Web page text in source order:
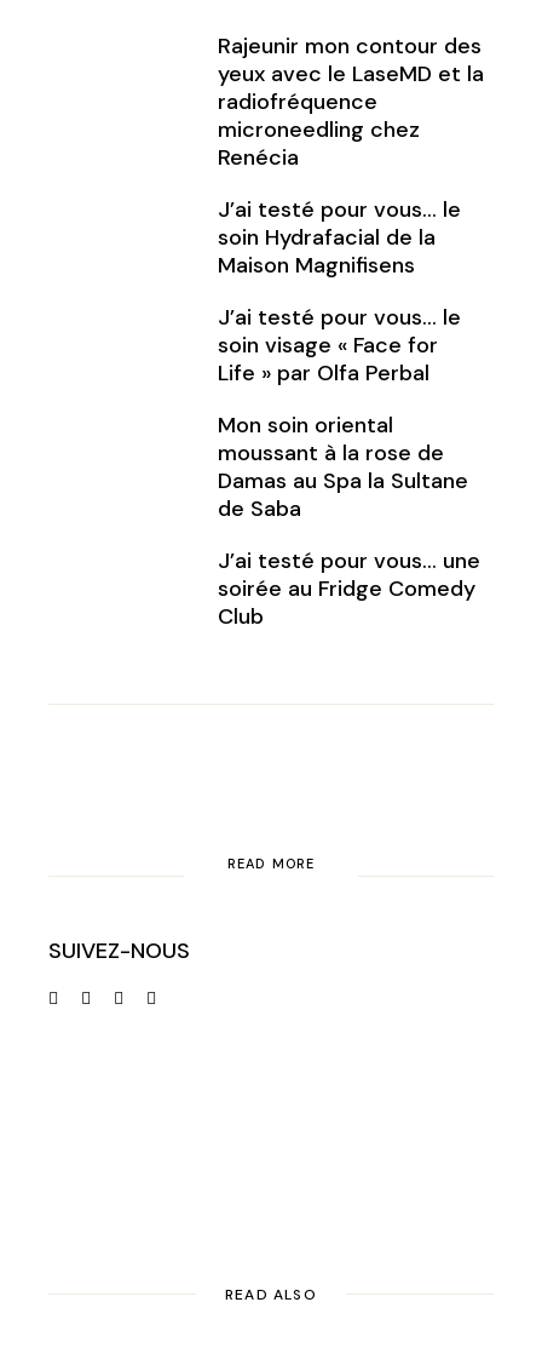
Rajeunir mon contour des
yeux avec le LaseMD et la
radiofréquence
microneedling chez
Renécia
J’ai testé pour vous… le
soin Hydrafacial de la
Maison Magnifisens
J’ai testé pour vous… le
soin visage « Face for
Life » par Olfa Perbal
Mon soin oriental
moussant à la rose de
Damas au Spa la Sultane
de Saba
J’ai testé pour vous… une
soirée au Fridge Comedy
Club
READ MORE
SUIVEZ-NOUS
READ ALSO